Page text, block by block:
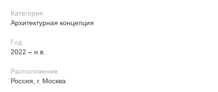
Категория
Архитектурная концепция
Год
2022–​​​​​​​ н.в.
Расположение
Россия, г. Москва